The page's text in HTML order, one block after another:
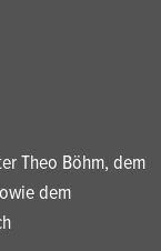
Theo Böhm, dem
dem